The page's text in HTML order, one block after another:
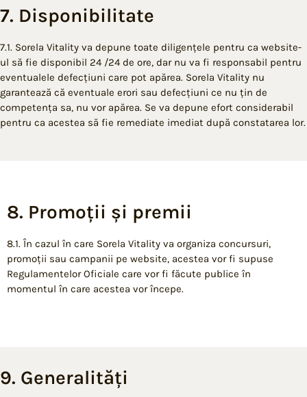
7. Disponibilitate
7.1. Sorela Vitality va depune toate diligențele pentru ca website-
ul să fie disponibil 24 /24 de ore, dar nu va fi responsabil pentru
eventualele defecțiuni care pot apărea. Sorela Vitality nu
garantează că eventuale erori sau defecțiuni ce nu țin de
competența sa, nu vor apărea. Se va depune efort considerabil
pentru ca acestea să fie remediate imediat după constatarea lor.
8. Promoții și premii
8.1. În cazul în care Sorela Vitality va organiza concursuri,
promoții sau campanii pe website, acestea vor fi supuse
Regulamentelor Oficiale care vor fi făcute publice în
momentul în care acestea vor începe.
9. Generalități